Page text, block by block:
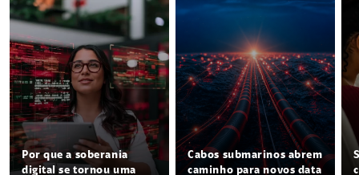
Por que a soberania
digital se tornou uma
Cabos submarinos abrem
caminho para novos data